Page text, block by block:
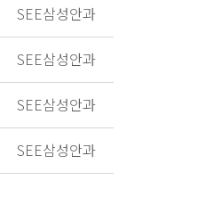
SEE삼성안과
SEE삼성안과
SEE삼성안과
SEE삼성안과